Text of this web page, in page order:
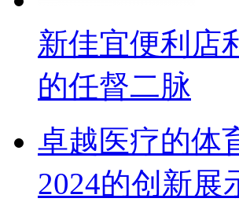
新佳宜便利店
的任督二脉
卓越医疗的体
2024的创新展